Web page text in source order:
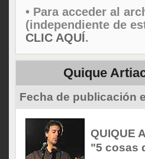
• Para acceder al
(independiente de
CLIC AQUÍ.
Quique
Fecha de publicación
QUIQUE
"5 cosas